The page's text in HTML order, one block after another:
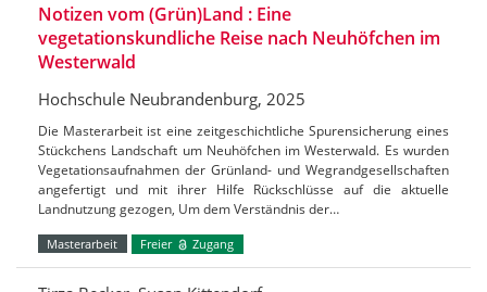
Notizen vom (Grün)Land : Eine
vegetationskundliche Reise nach Neuhöfchen im
Westerwald
Hochschule Neubrandenburg, 2025
Die Masterarbeit ist eine zeitgeschichtliche Spurensicherung eines
Stückchens Landschaft um Neuhöfchen im Westerwald. Es wurden
Vegetationsaufnahmen der Grünland- und Wegrandgesellschaften
angefertigt und mit ihrer Hilfe Rückschlüsse auf die aktuelle
Landnutzung gezogen, Um dem Verständnis der…
Masterarbeit Freier Zugang